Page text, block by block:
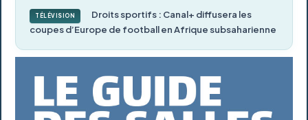
TÉLÉVISION
Droits sportifs : Canal+ diffusera les
coupes d’Europe de football en Afrique subsaharienne